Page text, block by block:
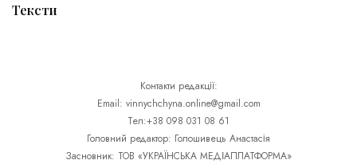
Тексти
Контакти редакції:
Email: vinnychchyna.online@gmail.com
Тел:+38 098 031 08 61
Головний редактор: Голошивець Анастасія
Засновник: ТОВ «УКРАЇНСЬКА МЕДІАПЛАТФОРМА»